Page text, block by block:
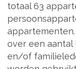
totaal 63
over een aantal
en/of